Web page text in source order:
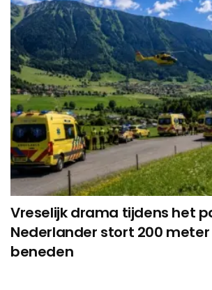
Vreselijk drama tijdens het
Nederlander stort 200
beneden